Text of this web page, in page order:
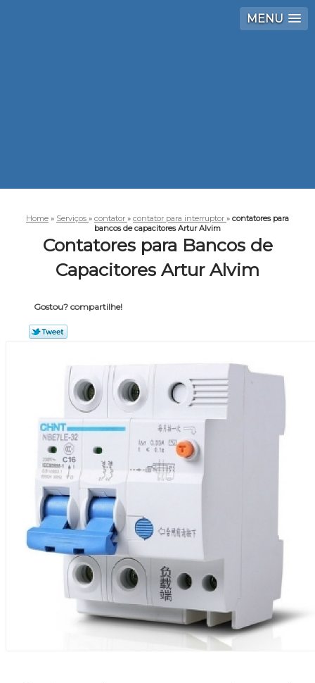
MENU
Home » Serviços » contator » contator para interruptor » contatores para
bancos de capacitores Artur Alvim
Contatores para Bancos de
Capacitores Artur Alvim
Gostou? compartilhe!